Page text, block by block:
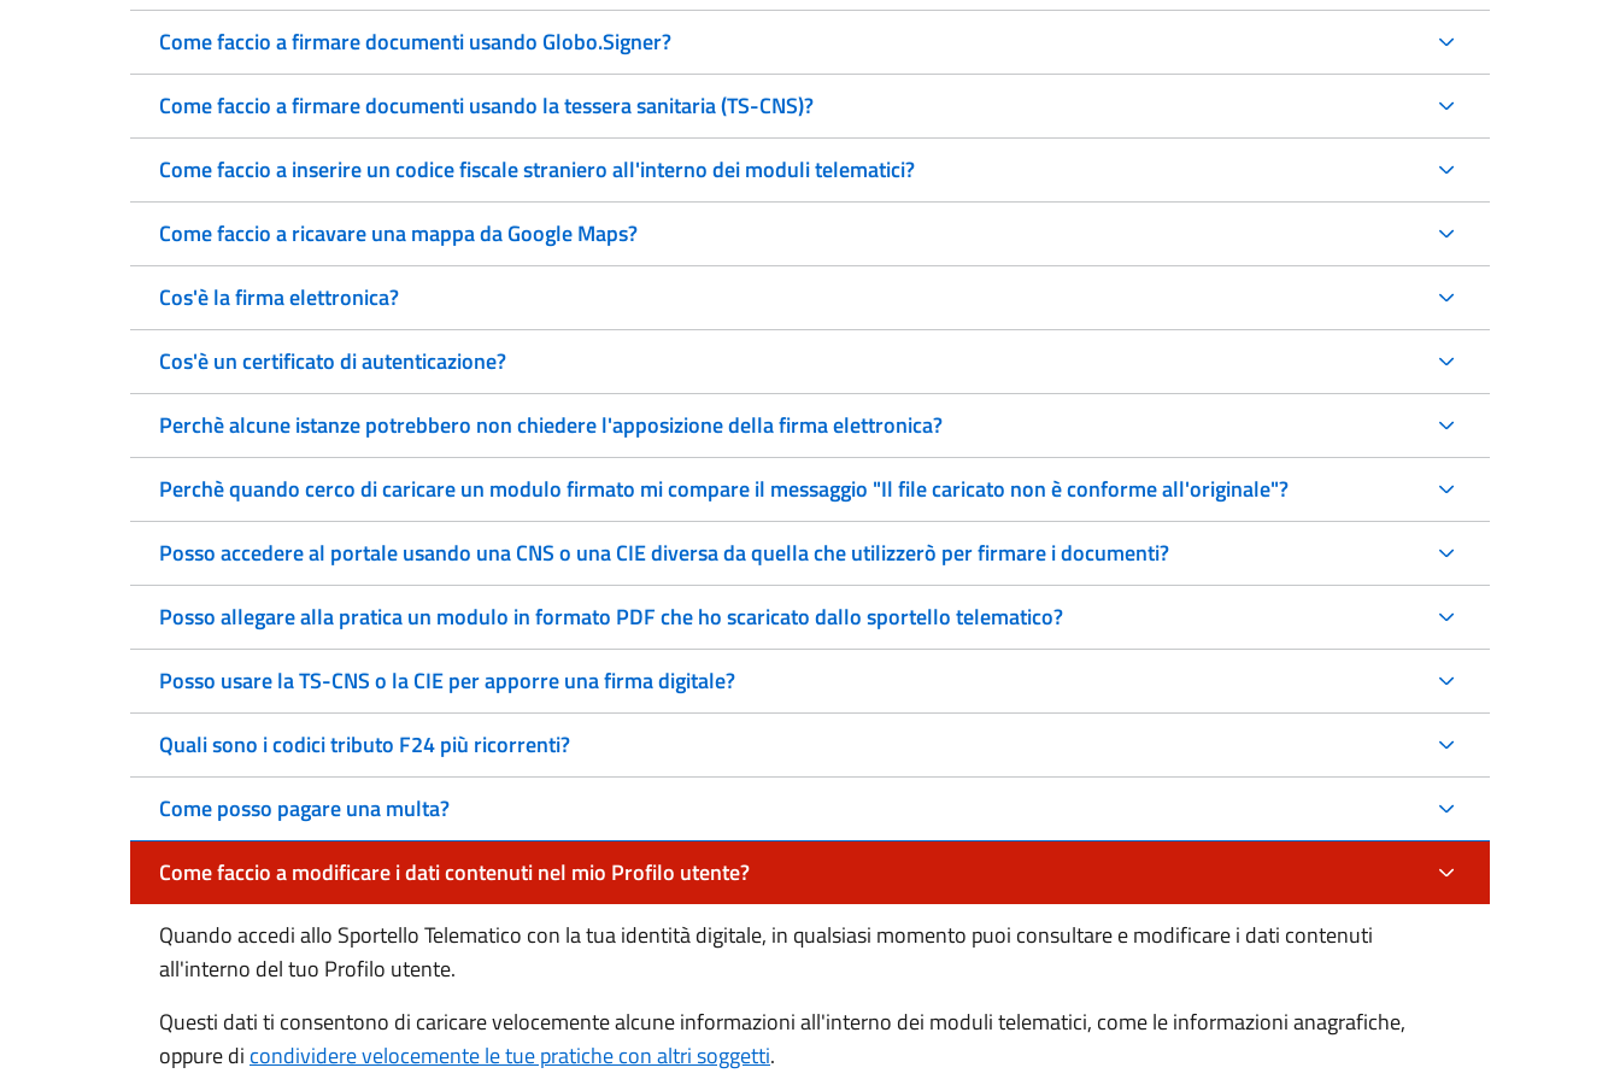
Come faccio a firmare documenti usando Globo.Signer?
Come faccio a firmare documenti usando la tessera sanitaria (TS-CNS)?
Come faccio a inserire un codice fiscale straniero all'interno dei moduli telematici?
Come faccio a ricavare una mappa da Google Maps?
Cos'è la firma elettronica?
Cos'è un certificato di autenticazione?
Perchè alcune istanze potrebbero non chiedere l'apposizione della firma elettronica?
Perchè quando cerco di caricare un modulo firmato mi compare il messaggio "Il file caricato non è conforme all'originale"?
Posso accedere al portale usando una CNS o una CIE diversa da quella che utilizzerò per firmare i documenti?
Posso allegare alla pratica un modulo in formato PDF che ho scaricato dallo sportello telematico?
Posso usare la TS-CNS o la CIE per apporre una firma digitale?
Quali sono i codici tributo F24 più ricorrenti?
Come posso pagare una multa?
Come faccio a modificare i dati contenuti nel mio Profilo utente?
Quando accedi allo Sportello Telematico con la tua identità digitale, in qualsiasi momento puoi consultare e modificare i dati contenuti
all'interno del tuo Profilo utente.
Questi dati ti consentono di caricare velocemente alcune informazioni all'interno dei moduli telematici, come le informazioni anagrafiche,
oppure di condividere velocemente le tue pratiche con altri soggetti.